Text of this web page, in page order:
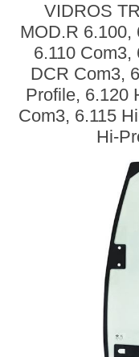
VIDROS
MOD.R 6.100,
6.110 Com3,
DCR Com3,
Profile, 6.120
Com3, 6.115
Hi-